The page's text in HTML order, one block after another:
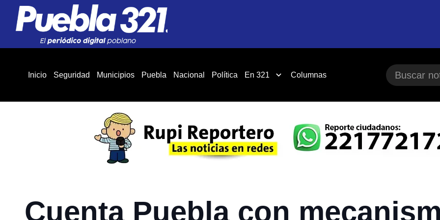
Inicio Seguridad Municipios Puebla Nacional Política En 321 Columnas
Cuenta Puebla con